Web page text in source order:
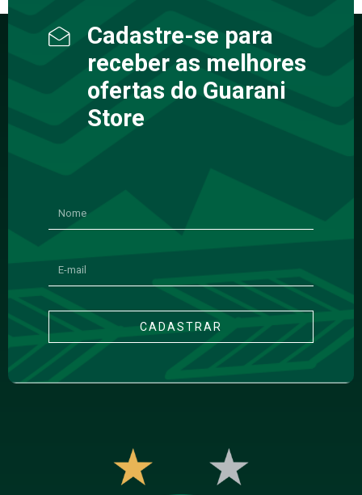
Cadastre-se para
receber as melhores
ofertas do Guarani
Store
CADASTRAR